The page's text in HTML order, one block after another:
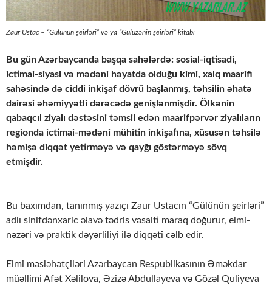
Zaur Ustac – “Gülünün şeirləri” və ya “Gülüzənin şeirləri” kitabı
Bu gün Azərbaycanda başqa sahələrdə: sosial-iqtisadi,
ictimai-siyasi və mədəni həyatda olduğu kimi, xalq maarifi
sahəsində də ciddi inkişaf dövrü başlanmış, təhsilin əhatə
dairəsi əhəmiyyətli dərəcədə genişlənmişdir. Ölkənin
qabaqcıl ziyalı dəstəsini təmsil edən maarifpərvər ziyalıların
regionda ictimai-mədəni mühitin inkişafına, xüsusən təhsilə
həmişə diqqət yetirməyə və qayğı göstərməyə sövq
etmişdir.
Bu baxımdan, tanınmış yazıçı Zaur Ustacın “Gülünün şeirləri”
adlı sinifdənxaric əlavə tədris vəsaiti maraq doğurur, elmi-
nəzəri və praktik dəyərliliyi ilə diqqəti cəlb edir.
Elmi məsləhətçiləri Azərbaycan Respublikasının Əməkdar
müəllimi Afət Xəlilova, Əzizə Abdullayeva və Gözəl Quliyeva